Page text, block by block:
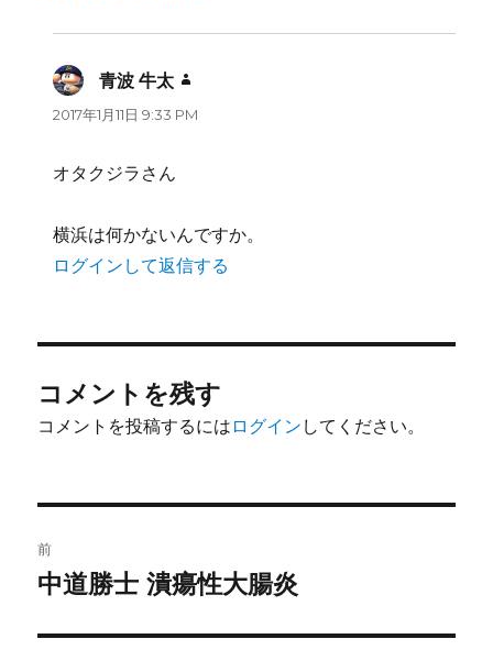
青波 牛太
り:
2017年1月11日 9:33 PM
オタクジラさん
横浜は何かないんですか。
ログインして返信する
コメントを残す
コメントを投稿するには ログイン してください。
稿
前
前
投
中道勝士 潰瘍性大腸炎